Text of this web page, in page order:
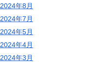
2024年8月
2024年7月
2024年5月
2024年4月
2024年3月